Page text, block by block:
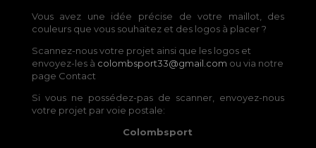
Vous avez une idée précise de votre maillot, des
couleurs que vous souhaitez et des logos à placer ?
Scannez-nous votre projet ainsi que les logos et
envoyez-les à colombsport33@gmail.com ou via notre
page Contact
Si vous ne possédez-pas de scanner, envoyez-nous
votre projet par voie postale:
Colombsport